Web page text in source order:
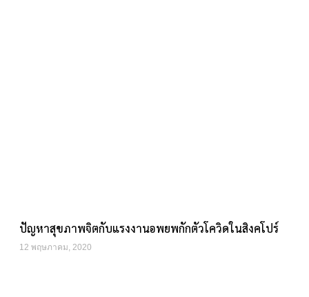
ปัญหาสุขภาพจิตกับแรงงานอพยพกักตัวโควิดในสิงคโปร์
12 พฤษภาคม, 2020